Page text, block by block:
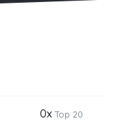
0xTop 20